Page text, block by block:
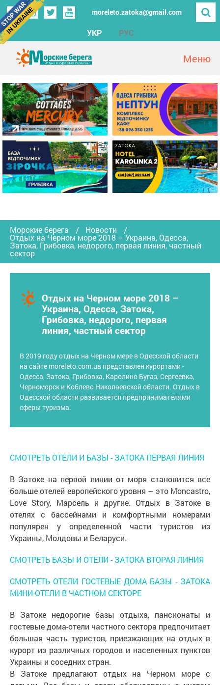
moreleto.zatoka@gmail.com
УКР РУС
Морские берега Новости
Отдых на Черном море 2018 – Украина, Одесса,
Затока, Грибовка, недорого, первая линия, частный
сектор
Отдых на Черном море 2018 –
Украина, Одесса, Затока,
Грибовка, недорого, первая
линия, частный сектор
В 2019 году отдых на Черном мере в Одесской области
на сайте moreleto.com.ua представлен курортами -
Одесса, Затока, Грибовка, Каролино Бугаз, Сергеевка,
Черноморск и Коблево Николаевской области. Отдых в
Одесской области развивается предпринимателями
сферы туризма.
СМОТРЕТЬ ОТЕЛИ И БАЗЫ - ЗАТОКА ПЕРВАЯ ЛИНИЯ
В Затоке на первой линии от моря становится все
больше отелей европейского уровня – это Moncastro,
Love Story, Марсель и другие. Отдых в Затоке в
отелях с бассейнами и комфортными номерами
популярен у определенной части туристов из
Украины, Молдовы и Беларуси.
СМОТРЕТЬ БАЗЫ И ОТЕЛИ - ЗАТОКА ВТОРАЯ ЛИНИЯ
СМОТРЕТЬ ОТЕЛИ ГОСТЕВЫЕ ДОМА БАЗЫ - ЗАТОКА
МИНИ-ОТЕЛИ В ЧАСТНОМ СЕКТОРЕ
В Затоке недорогие базы отдыха, пансионаты и
гостевые дома-отели частного сектора предпочитает
большая часть туристов, приезжающих на отдых в
курорт из различных городов и населенных пунктов
Украины и соседних стран.
В Затоке предлагают отдых на Черном море с